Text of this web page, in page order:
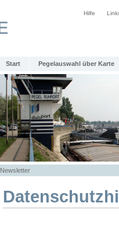
Hilfe
Start Pegelauswahl über Karte
Newsletter